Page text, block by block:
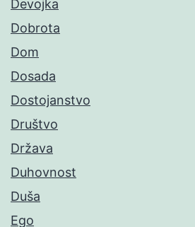
Devojka
Dobrota
Dom
Dosada
Dostojanstvo
Društvo
Država
Duhovnost
Duša
Ego